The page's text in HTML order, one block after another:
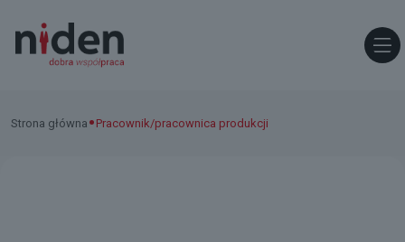
Strona główna • Pracownik/pracownica produkcji